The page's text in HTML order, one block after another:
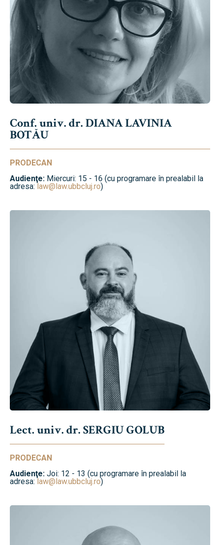
Conf. univ. dr. DIANA LAVINIA
BOTĂU
PRODECAN
Audienţe: Miercuri: 15 - 16 (cu programare în prealabil la
adresa: law@law.ubbcluj.ro)
Lect. univ. dr. SERGIU GOLUB
PRODECAN
Audienţe: Joi: 12 - 13 (cu programare în prealabil la
adresa:law@law.ubbcluj.ro)